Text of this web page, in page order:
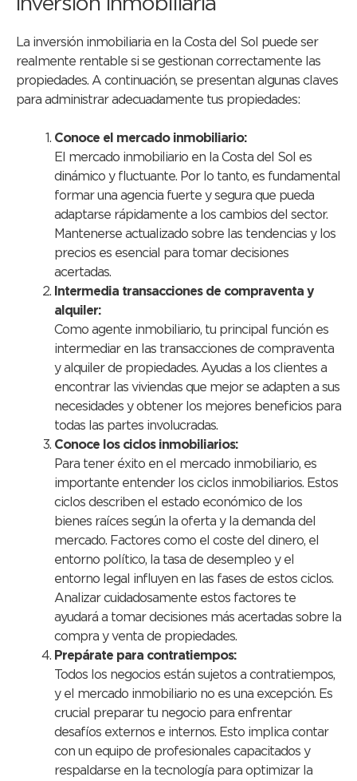
La inversión inmobiliaria en la Costa del Sol puede ser
realmente rentable si se gestionan correctamente las
propiedades. A continuación, se presentan algunas claves
para administrar adecuadamente tus propiedades:
Conoce el mercado inmobiliario:
El mercado inmobiliario en la Costa del Sol es
dinámico y fluctuante. Por lo tanto, es fundamental
formar una agencia fuerte y segura que pueda
adaptarse rápidamente a los cambios del sector.
Mantenerse actualizado sobre las tendencias y los
precios es esencial para tomar decisiones
acertadas.
Intermedia transacciones de compraventa y
alquiler:
Como agente inmobiliario, tu principal función es
intermediar en las transacciones de compraventa
y alquiler de propiedades. Ayudas a los clientes a
encontrar las viviendas que mejor se adapten a sus
necesidades y obtener los mejores beneficios para
todas las partes involucradas.
Conoce los ciclos inmobiliarios:
Para tener éxito en el mercado inmobiliario, es
importante entender los ciclos inmobiliarios. Estos
ciclos describen el estado económico de los
bienes raíces según la oferta y la demanda del
mercado. Factores como el coste del dinero, el
entorno político, la tasa de desempleo y el
entorno legal influyen en las fases de estos ciclos.
Analizar cuidadosamente estos factores te
ayudará a tomar decisiones más acertadas sobre la
compra y venta de propiedades.
Prepárate para contratiempos:
Todos los negocios están sujetos a contratiempos,
y el mercado inmobiliario no es una excepción. Es
crucial preparar tu negocio para enfrentar
desafíos externos e internos. Esto implica contar
con un equipo de profesionales capacitados y
respaldarse en la tecnología para optimizar la